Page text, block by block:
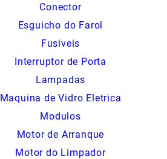
Conector
Esguicho do Farol
Fusiveis
Interruptor de Porta
Lampadas
Maquina de Vidro Eletrica
Modulos
Motor de Arranque
Motor do Limpador